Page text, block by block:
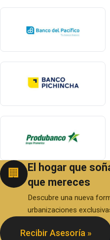
🏢
El hogar que
que mereces
Descubre una nueva
urbanizaciones
Recibir Asesoría »